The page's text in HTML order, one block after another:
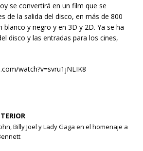
se convertirá en un film que se
de la salida del disco, en más de 800
blanco y negro y en 3D y 2D. Ya se ha
disco y las entradas para los cines,
watch?v=svru1jNLIK8
Billy Joel y Lady Gaga en el homenaje a